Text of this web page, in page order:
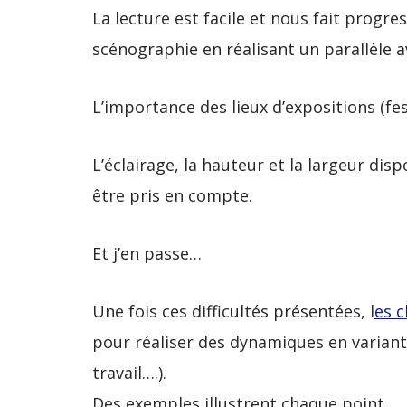
La lecture est facile et nous fait
scénographie en réalisant un parallèle
L’importance des lieux d’expositions
L’éclairage, la hauteur et la largeur
être pris en compte.
Et j’en passe…
Une fois ces difficultés présentées, les
pour réaliser des dynamiques en
travail….).